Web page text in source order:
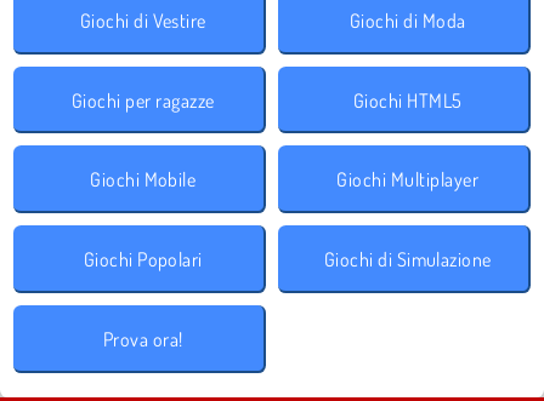
Giochi di Vestire Giochi di Moda
Giochi per ragazze Giochi HTML5
Giochi Mobile Giochi Multiplayer
Giochi Popolari Giochi di Simulazione
Prova ora!